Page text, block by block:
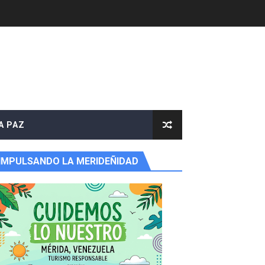
PAZ
IMPULSANDO LA MERIDEÑIDAD